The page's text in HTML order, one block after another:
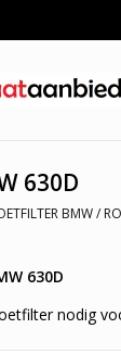
630D
BMW/
630D
nodig